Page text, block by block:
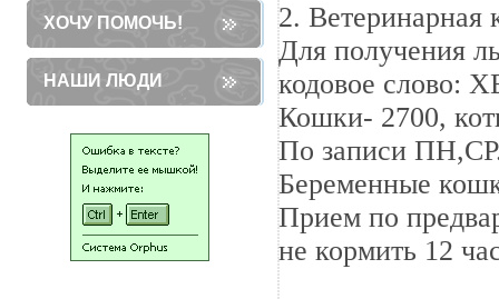
ХОЧУ ПОМОЧЬ!
НАШИ ЛЮДИ
2.
Для получения
кодовое слово:
Кошки- 2700,
По записи
Беременные
Прием по
не кормить 12